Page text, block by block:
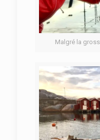
Malgré la